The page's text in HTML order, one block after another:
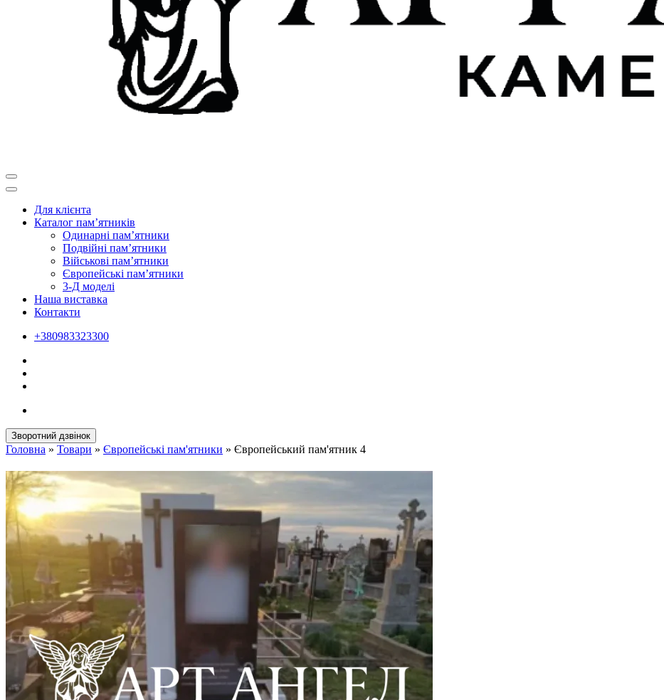
Для клієнта
Каталог пам’ятників
Одинарні пам’ятники
Подвійні пам’ятники
Військові пам’ятники
Європейські пам’ятники
3-Д моделі
Наша виставка
Контакти
+380983323300
Зворотний дзвінок
Головна » Товари » Європейські пам'ятники » Європейський пам'ятник 4